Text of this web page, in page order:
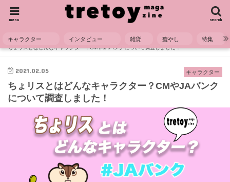
search
menu
キャラクター インタビュー 雑貨 癒やし 特集
HOME
キャラクター
ちょリスとはどんなキャラクター？CMやJAバンクについて調査しました！
キャラクター
2021.02.05
ちょリスとはどんなキャラクター？CMやJAバンク
について調査しました！